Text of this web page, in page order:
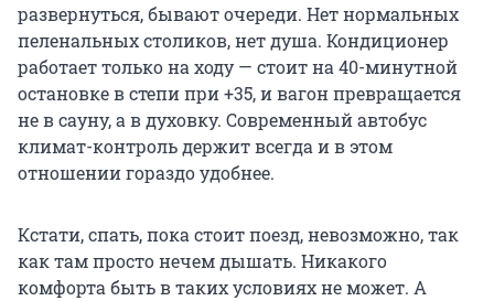
развернуться, бывают очереди. Нет нормальных
пеленальных столиков, нет душа. Кондиционер
работает только на ходу — стоит на 40-минутной
остановке в степи при +35, и вагон превращается
не в сауну, а в духовку. Современный автобус
климат-контроль держит всегда и в этом
отношении гораздо удобнее.
Кстати, спать, пока стоит поезд, невозможно, так
как там просто нечем дышать. Никакого
комфорта быть в таких условиях не может. А